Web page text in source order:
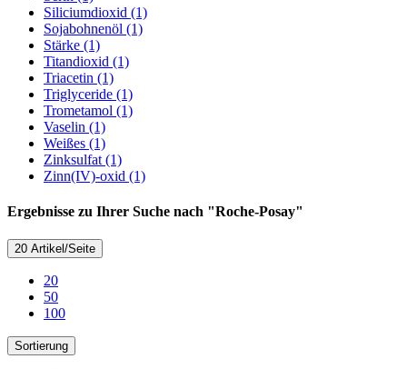
Siliciumdioxid (1)
Sojabohnenöl (1)
Stärke (1)
Titandioxid (1)
Triacetin (1)
Triglyceride (1)
Trometamol (1)
Vaselin (1)
Weißes (1)
Zinksulfat (1)
Zinn(IV)-oxid (1)
Ergebnisse zu Ihrer Suche nach "Roche-Posay"
20 Artikel/Seite
20
50
100
Sortierung